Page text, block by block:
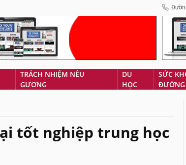
TRÁCH NHIỆM NÊU
GƯƠNG
DU
HỌC
SỨC
ĐƯỜNG
tốt nghiệp trung học